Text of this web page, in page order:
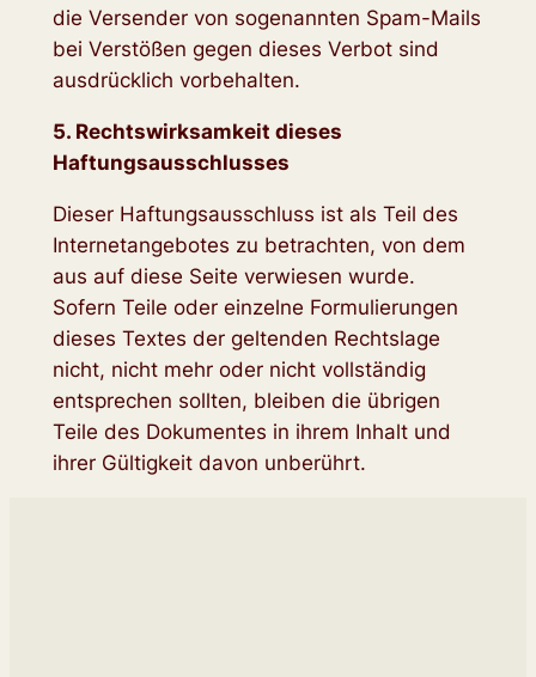
die Versender von sogenannten Spam-Mails
bei Verstößen gegen dieses Verbot sind
ausdrücklich vorbehalten.
5. Rechtswirksamkeit dieses
Haftungsausschlusses
Dieser Haftungsausschluss ist als Teil des
Internetangebotes zu betrachten, von dem
aus auf diese Seite verwiesen wurde.
Sofern Teile oder einzelne Formulierungen
dieses Textes der geltenden Rechtslage
nicht, nicht mehr oder nicht vollständig
entsprechen sollten, bleiben die übrigen
Teile des Dokumentes in ihrem Inhalt und
ihrer Gültigkeit davon unberührt.